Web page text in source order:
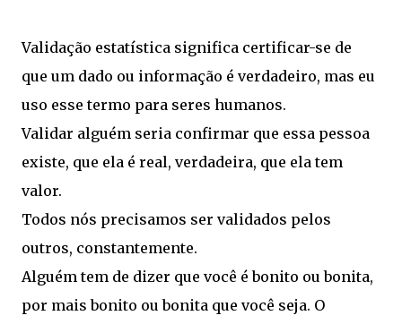
Validação estatística significa certificar-se de
que um dado ou informação é verdadeiro, mas eu
uso esse termo para seres humanos.
Validar alguém seria confirmar que essa pessoa
existe, que ela é real, verdadeira, que ela tem
valor.
Todos nós precisamos ser validados pelos
outros, constantemente.
Alguém tem de dizer que você é bonito ou bonita,
por mais bonito ou bonita que você seja. O